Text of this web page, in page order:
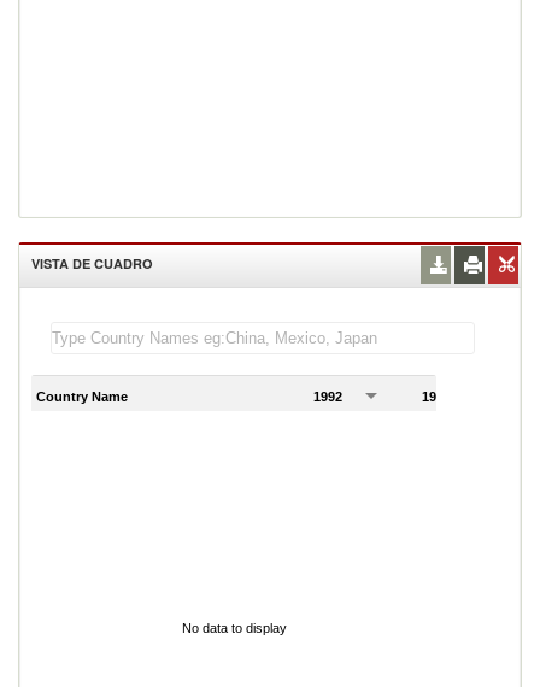
VISTA DE CUADRO
Country Name 1992 1993
No data to display